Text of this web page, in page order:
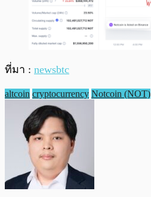
ที่มา : newsbtc
altcoin cryptocurrency Notcoin (NOT)